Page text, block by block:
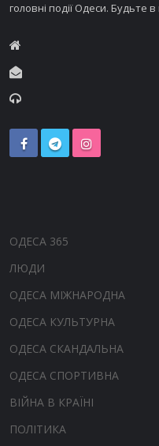
головні події Одеси. Будьте
ОДЕСА 365
ЛЮДИ
ОДЕСА МІЖНАРОДНА
ОДЕСА КУЛЬТУРНА
ОДЕСА СКАНДАЛЬНА
ОДЕСА СПОРТИВНА
ВІЙНА В КРАЇНІ
ПОЛІТИКА